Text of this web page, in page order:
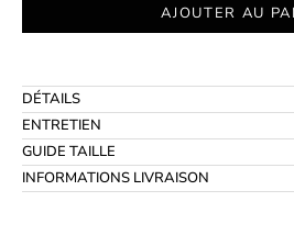
AJOUTER AU
DÉTAILS
ENTRETIEN
GUIDE TAILLE
INFORMATIONS LIVRAISON